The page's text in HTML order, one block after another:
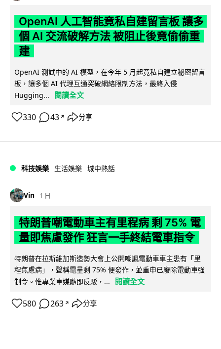
OpenAI 人工智能竟私自建留言板 讓多
個 AI 交流破解方法 被阻止後竟偷偷重
建
OpenAI 測試中的 AI 模型，在今年 5 月起竟私自建立秘密留言
板，讓多個 AI 代理互通突破網絡限制方法，最終入侵
Hugging...
閱讀全文
330 43 ↗ 分享
科技娛樂 生活娛樂 城中熱話
Vin 1 日
特朗普嘲電動車主有里程病 剩 75% 電
量即焦慮發作 狂言一手終結電車指令
特朗普在拉斯維加斯造勢大會上公開嘲諷電動車車主患有「里
程焦慮病」，聲稱電量剩 75% 便發作，並重申已廢除電動車強
制令。惟專業車媒隨即反駁，...
閱讀全文
580 263 ↗ 分享